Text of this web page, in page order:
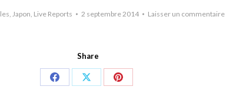
, Japon, Live Reports 2 septembre 2014 Laisser un commentaire
Share
Share
Share
Share